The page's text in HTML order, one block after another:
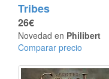
Tribes
26€
Novedad en Philibert
Comparar precio